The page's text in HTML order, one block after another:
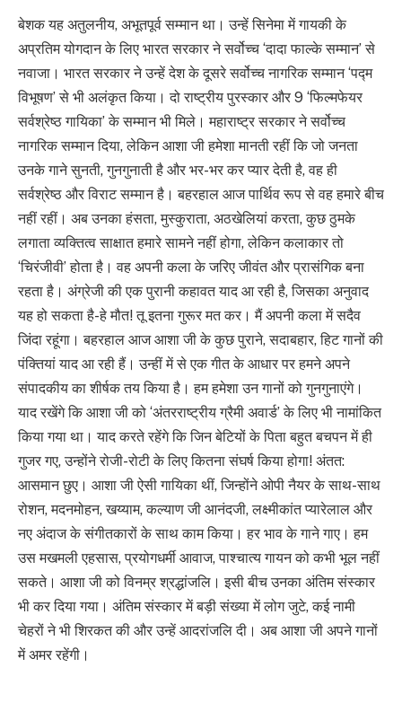
बेशक यह अतुलनीय, अभूतपूर्व सम्मान था। उन्हें सिनेमा में गायकी के
अप्रतिम योगदान के लिए भारत सरकार ने सर्वोच्च ‘दादा फाल्के सम्मान’ से
नवाजा। भारत सरकार ने उन्हें देश के दूसरे सर्वोच्च नागरिक सम्मान ‘पद्म
विभूषण’ से भी अलंकृत किया। दो राष्ट्रीय पुरस्कार और 9 ‘फिल्मफेयर
सर्वश्रेष्ठ गायिका’ के सम्मान भी मिले। महाराष्ट्र सरकार ने सर्वोच्च
नागरिक सम्मान दिया, लेकिन आशा जी हमेशा मानती रहीं कि जो जनता
उनके गाने सुनती, गुनगुनाती है और भर-भर कर प्यार देती है, वह ही
सर्वश्रेष्ठ और विराट सम्मान है। बहरहाल आज पार्थिव रूप से वह हमारे बीच
नहीं रहीं। अब उनका हंसता, मुस्कुराता, अठखेलियां करता, कुछ ठुमके
लगाता व्यक्तित्व साक्षात हमारे सामने नहीं होगा, लेकिन कलाकार तो
‘चिरंजीवी’ होता है। वह अपनी कला के जरिए जीवंत और प्रासंगिक बना
रहता है। अंग्रेजी की एक पुरानी कहावत याद आ रही है, जिसका अनुवाद
यह हो सकता है-हे मौत! तू इतना गुरूर मत कर। मैं अपनी कला में सदैव
जिंदा रहूंगा। बहरहाल आज आशा जी के कुछ पुराने, सदाबहार, हिट गानों की
पंक्तियां याद आ रही हैं। उन्हीं में से एक गीत के आधार पर हमने अपने
संपादकीय का शीर्षक तय किया है। हम हमेशा उन गानों को गुनगुनाएंगे।
याद रखेंगे कि आशा जी को ‘अंतरराष्ट्रीय ग्रैमी अवार्ड’ के लिए भी नामांकित
किया गया था। याद करते रहेंगे कि जिन बेटियों के पिता बहुत बचपन में ही
गुजर गए, उन्होंने रोजी-रोटी के लिए कितना संघर्ष किया होगा! अंतत:
आसमान छुए। आशा जी ऐसी गायिका थीं, जिन्होंने ओपी नैयर के साथ-साथ
रोशन, मदनमोहन, खय्याम, कल्याण जी आनंदजी, लक्ष्मीकांत प्यारेलाल और
नए अंदाज के संगीतकारों के साथ काम किया। हर भाव के गाने गाए। हम
उस मखमली एहसास, प्रयोगधर्मी आवाज, पाश्चात्य गायन को कभी भूल नहीं
सकते। आशा जी को विनम्र श्रद्धांजलि। इसी बीच उनका अंतिम संस्कार
भी कर दिया गया। अंतिम संस्कार में बड़ी संख्या में लोग जुटे, कई नामी
चेहरों ने भी शिरकत की और उन्हें आदरांजलि दी। अब आशा जी अपने गानों
में अमर रहेंगी।